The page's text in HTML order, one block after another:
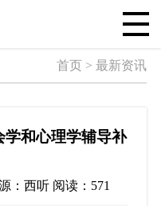
首页 > 最新资讯
和心理学辅导补
：西听 阅读：571